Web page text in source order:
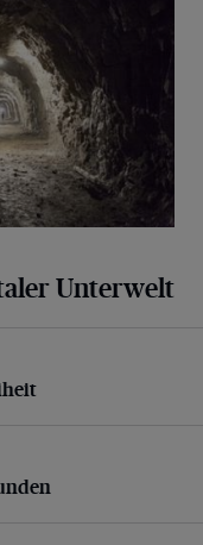
Unterwelt